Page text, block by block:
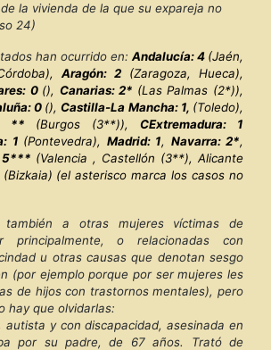
la vivienda de la que su expareja no
24)
han ocurrido en: Andalucía: 4 (Jaén,
Aragón: 2 (Zaragoza, Hueca),
0 (), Canarias: 2* (Las Palmas (2*)),
0 (),Castilla-La Mancha: 1, (Toledo),
** (Burgos (3**)), CExtremadura: 1
1 (Pontevedra), Madrid: 1, Navarra: 2*,
5*** (Valencia , Castellón (3**), Alicante
(Bizkaia) (el asterisco marca los casos no
también a otras mujeres víctimas de
principalmente, o relacionadas con
u otras causas que denotan sesgo
(por ejemplo porque por ser mujeres les
de hijos con trastornos mentales), pero
hay que olvidarlas:
, autista y con discapacidad, asesinada en
por su padre, de 67 años. Trató de